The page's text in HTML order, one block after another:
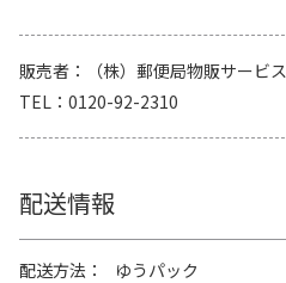
販売者
（株）郵便局物販サービス
TEL
0120-92-2310
配送情報
配送方法
ゆうパック